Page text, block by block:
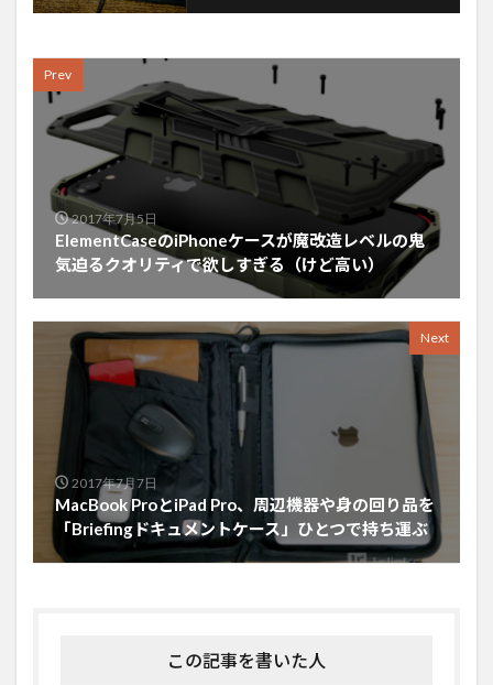
Prev
2017年7月5日
ElementCaseのiPhoneケースが魔改造レベルの鬼
気迫るクオリティで欲しすぎる（けど高い）
Next
2017年7月7日
MacBook ProとiPad Pro、周辺機器や身の回り品を
「Briefingドキュメントケース」ひとつで持ち運ぶ
この記事を書いた人